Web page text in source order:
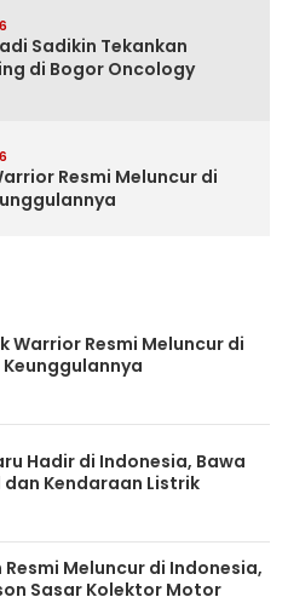
Sadikin Tekankan
di Bogor Oncology
Resmi Meluncur di
Warrior Resmi Meluncur di
Keunggulannya
Hadir di Indonesia, Bawa
dan Kendaraan Listrik
Meluncur di Indonesia,
Sasar Kolektor Motor